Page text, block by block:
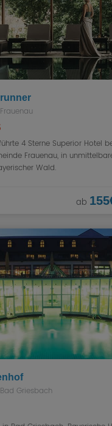
Frauenau
4 Sterne Superior Hotel
Frauenau, in
Wald.
ab
Bad Griesbach